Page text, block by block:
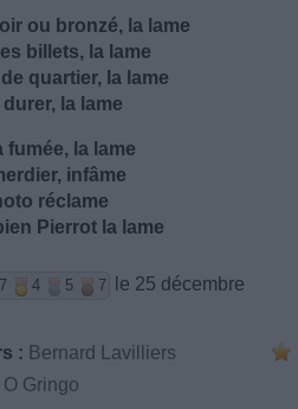
ou bronzé, la lame
billets, la lame
quartier, la lame
la lame
la lame
infâme
réclame
Pierrot la lame
4 5 7
le 25 décembre
: Bernard Lavilliers
O Gringo